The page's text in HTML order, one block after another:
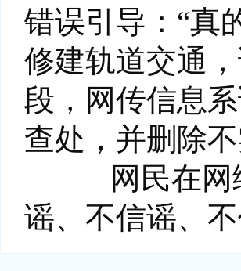
错误引导：“真
修建轨道交通
段，网传信息
查处，并删除
网民在网络
谣、不信谣、